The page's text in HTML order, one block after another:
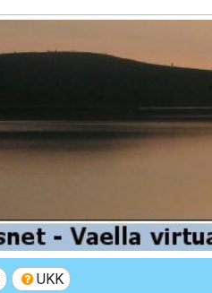
- Vaellusturinat II
ja Lapista
UKK